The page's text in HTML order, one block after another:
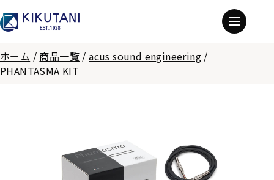
ホーム / 商品一覧 /acus sound engineering /
PHANTASMA KIT